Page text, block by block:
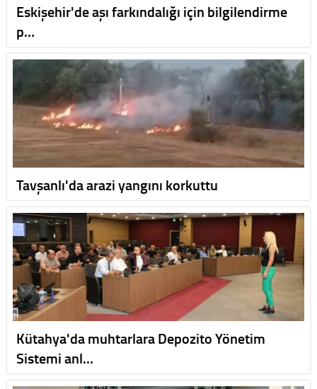
Eskişehir'de aşı farkındalığı için bilgilendirme
p…
Tavşanlı'da arazi yangını korkuttu
Kütahya'da muhtarlara Depozito Yönetim
Sistemi anl…